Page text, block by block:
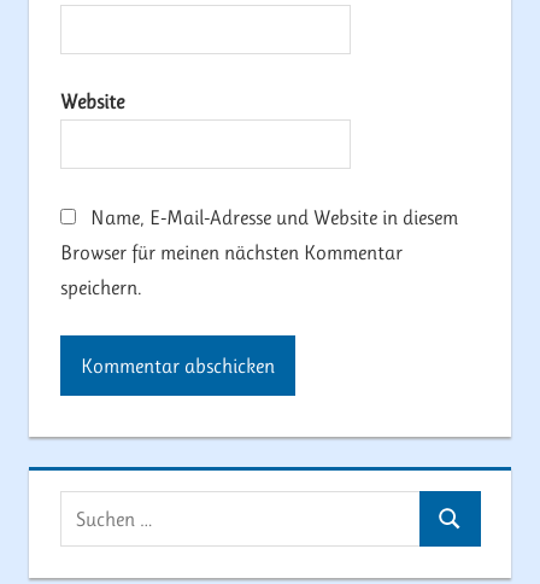
Website
Name, E-Mail-Adresse und Website in diesem
Browser für meinen nächsten Kommentar
speichern.
Suchen
nach:
Suchen